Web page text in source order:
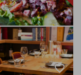
favorite_border